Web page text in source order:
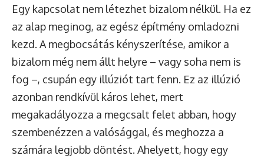
Egy kapcsolat nem létezhet bizalom nélkül. Ha ez
az alap meginog, az egész építmény omladozni
kezd. A megbocsátás kényszerítése, amikor a
bizalom még nem állt helyre – vagy soha nem is
fog –, csupán egy illúziót tart fenn. Ez az illúzió
azonban rendkívül káros lehet, mert
megakadályozza a megcsalt felet abban, hogy
szembenézzen a valósággal, és meghozza a
számára legjobb döntést. Ahelyett, hogy egy